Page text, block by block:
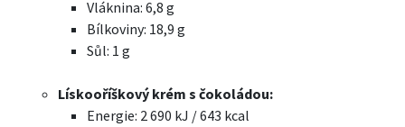
Vláknina: 6,8 g
Bílkoviny: 18,9 g
Sůl: 1 g
Lískooříškový krém s čokoládou:
Energie: 2 690 kJ / 643 kcal